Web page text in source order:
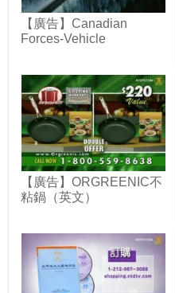
【廣告】Canadian
Forces-Vehicle
【廣告】ORGREENIC不
粘鍋（英文）